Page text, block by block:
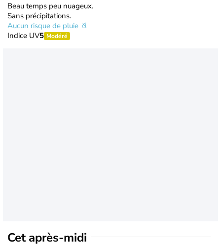
Beau temps peu nuageux.
Sans précipitations.
Aucun risque de pluie
Indice UV5 Modéré
Cet après-midi